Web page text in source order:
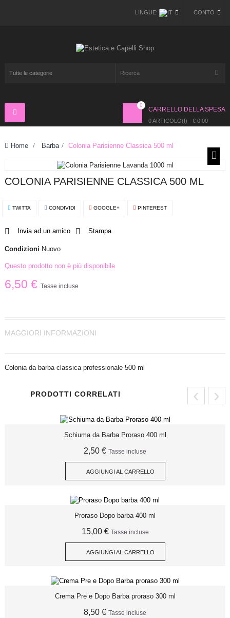
CONTO
LINGUE:
CARRELLO DELLA SPESA
0 ARTICOLO(I) - € 0.00
0
Navigazione
Toggle
Home > Barba > Colonia Parisienne Classica 500 ml
COLONIA PARISIENNE CLASSICA 500 ML
TWITTA CONDIVIDI GOOGLE+ PINTEREST
Invia ad un amico Stampa
Condizioni Nuovo
Questo prodotto non è più disponibile
6,50 € Tasse incluse
MAGGIORI INFORMAZIONI
Colonia da barba classica professionale 500 ml
PRODOTTI CORRELATI ‹ ›
Schiuma da Barba Proraso 400 ml
2,50 € Tasse incluse
AGGIUNGI AL CARRELLO
Proraso Dopo barba 400 ml
15,00 € Tasse incluse
AGGIUNGI AL CARRELLO
Crema Pre e Dopo Barba proraso 300 ml
8,50 € Tasse incluse